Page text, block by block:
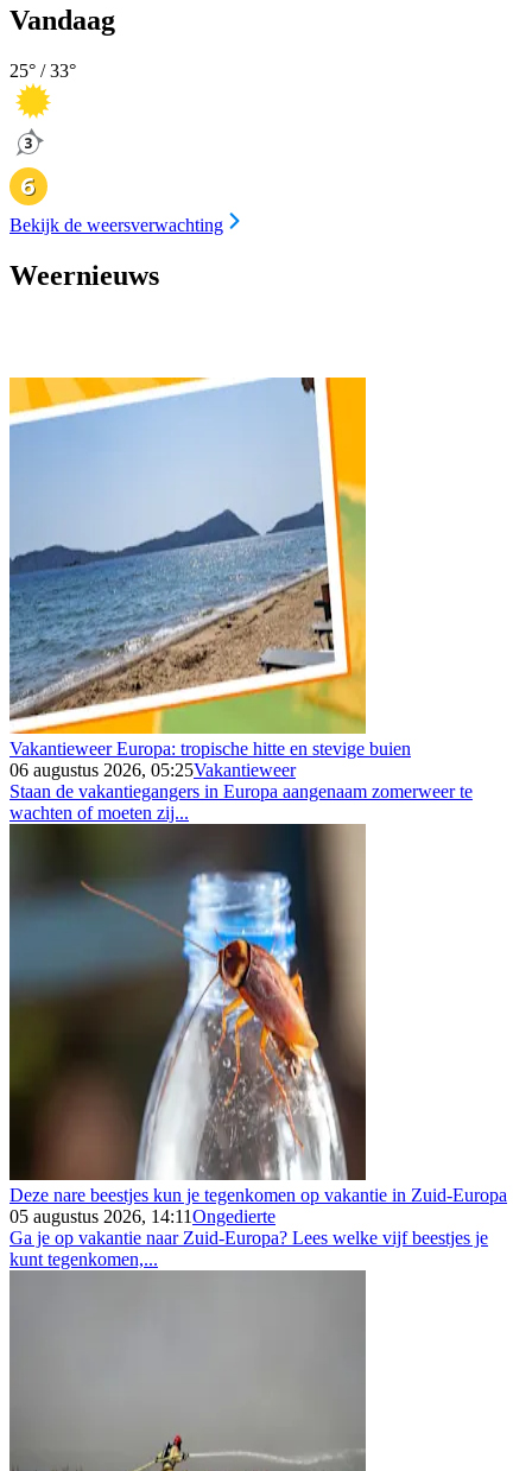
Vandaag
25° /33°
Bekijk de weersverwachting
Weernieuws
Vakantieweer Europa: tropische hitte en stevige buien
06 augustus 2026, 05:25Vakantieweer
Staan de vakantiegangers in Europa aangenaam zomerweer te
wachten of moeten zij...
Deze nare beestjes kun je tegenkomen op vakantie in Zuid-Europa
05 augustus 2026, 14:11Ongedierte
Ga je op vakantie naar Zuid-Europa? Lees welke vijf beestjes je
kunt tegenkomen,...